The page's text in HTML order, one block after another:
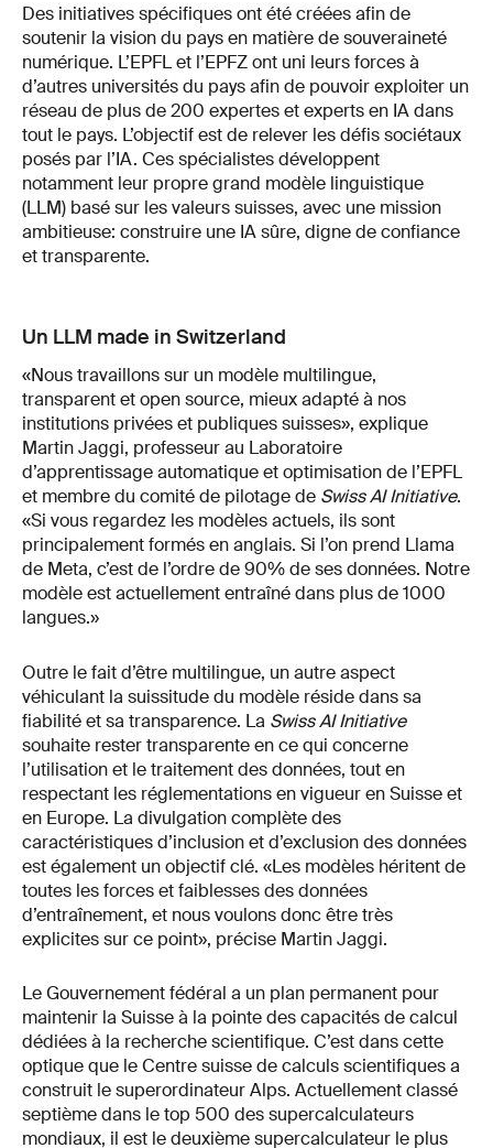
Des initiatives spécifiques ont été créées afin de
soutenir la vision du pays en matière de souveraineté
numérique. L’EPFL et l’EPFZ ont uni leurs forces à
d’autres universités du pays afin de pouvoir exploiter un
réseau de plus de 200 expertes et experts en IA dans
tout le pays. L’objectif est de relever les défis sociétaux
posés par l’IA. Ces spécialistes développent
notamment leur propre grand modèle linguistique
(LLM) basé sur les valeurs suisses, avec une mission
ambitieuse: construire une IA sûre, digne de confiance
et transparente.
Un LLM made in Switzerland
«Nous travaillons sur un modèle multilingue,
transparent et open source, mieux adapté à nos
institutions privées et publiques suisses», explique
Martin Jaggi, professeur au Laboratoire
d’apprentissage automatique et optimisation de l’EPFL
et membre du comité de pilotage de Swiss AI Initiative.
«Si vous regardez les modèles actuels, ils sont
principalement formés en anglais. Si l’on prend Llama
de Meta, c’est de l’ordre de 90% de ses données. Notre
modèle est actuellement entraîné dans plus de 1000
langues.»
Outre le fait d’être multilingue, un autre aspect
véhiculant la suissitude du modèle réside dans sa
fiabilité et sa transparence. La Swiss AI Initiative
souhaite rester transparente en ce qui concerne
l’utilisation et le traitement des données, tout en
respectant les réglementations en vigueur en Suisse et
en Europe. La divulgation complète des
caractéristiques d’inclusion et d’exclusion des données
est également un objectif clé. «Les modèles héritent de
toutes les forces et faiblesses des données
d’entraînement, et nous voulons donc être très
explicites sur ce point», précise Martin Jaggi.
Le Gouvernement fédéral a un plan permanent pour
maintenir la Suisse à la pointe des capacités de calcul
dédiées à la recherche scientifique. C’est dans cette
optique que le Centre suisse de calculs scientifiques a
construit le superordinateur Alps. Actuellement classé
septième dans le top 500 des supercalculateurs
mondiaux, il est le deuxième supercalculateur le plus